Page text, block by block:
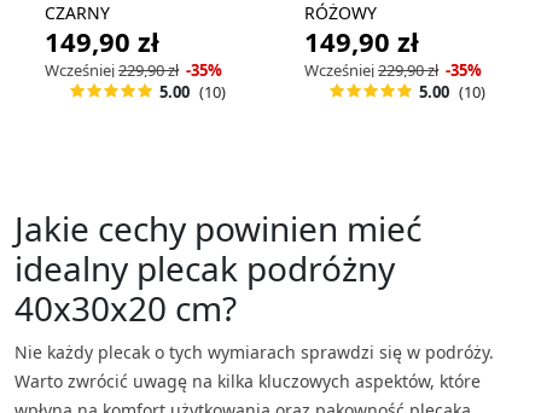
CZARNY
149,90 zł
Wcześniej229,90 zł -35%
5.00 (10)
RÓŻOWY
149,90 zł
Wcześniej229,90 zł -35%
5.00 (10)
Jakie cechy powinien mieć
idealny plecak podróżny
40x30x20 cm?
Nie każdy plecak o tych wymiarach sprawdzi się w podróży.
Warto zwrócić uwagę na kilka kluczowych aspektów, które